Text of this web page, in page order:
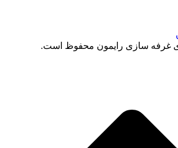
غرفه سازی رایمون محفوظ است.